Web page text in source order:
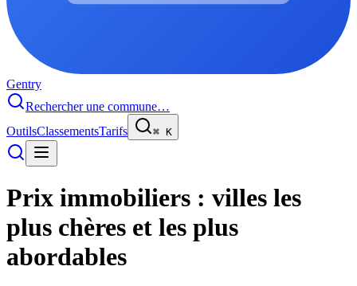
Gentry
Rechercher une commune…
OutilsClassementsTarifs ⌘ K
Prix immobiliers : villes les
plus chères et les plus
abordables